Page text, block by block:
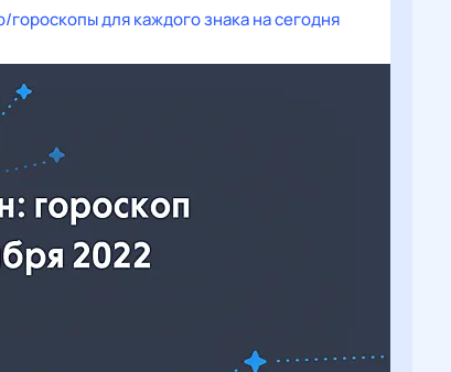
гороскопы для каждого знака на сегодня